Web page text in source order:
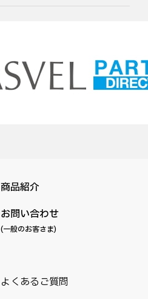
商品紹介
お問い合わせ
(一般のお客さま)
よくあるご質問